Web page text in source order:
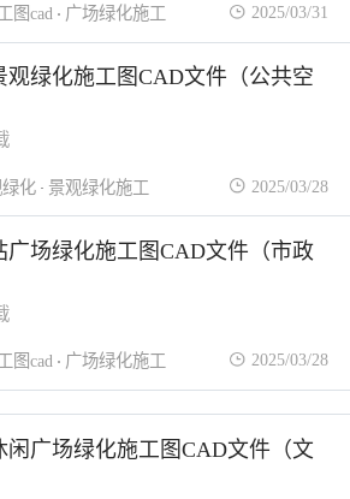
图cad 广场绿化施工 2025/03/31
观绿化施工图CAD文件（公共空
化 景观绿化施工 2025/03/28
广场绿化施工图CAD文件（市政
图cad 广场绿化施工 2025/03/28
闲广场绿化施工图CAD文件（文